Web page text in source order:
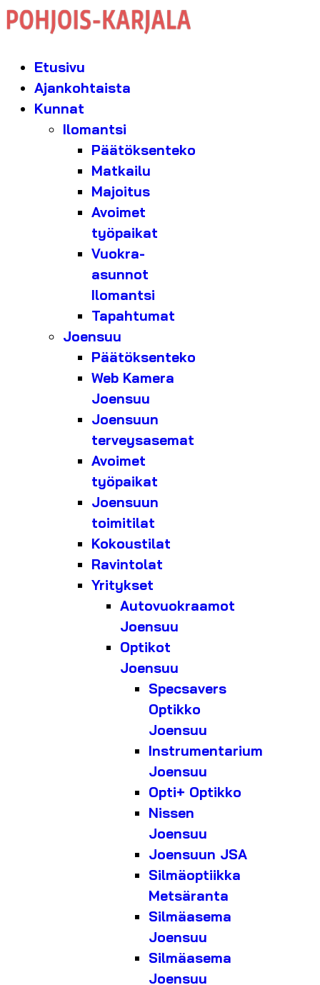
Etusivu
Ajankohtaista
Kunnat
Ilomantsi
Päätöksenteko
Matkailu
Majoitus
Avoimet
työpaikat
Vuokra-
asunnot
Ilomantsi
Tapahtumat
Joensuu
Päätöksenteko
Web Kamera
Joensuu
Joensuun
terveysasemat
Avoimet
työpaikat
Joensuun
toimitilat
Kokoustilat
Ravintolat
Yritykset
Autovuokraamot
Joensuu
Optikot
Joensuu
Specsavers
Optikko
Joensuu
Instrumentarium
Joensuu
Opti+ Optikko
Nissen
Joensuu
Joensuun JSA
Silmäoptiikka
Metsäranta
Silmäasema
Joensuu
Silmäasema
Joensuu